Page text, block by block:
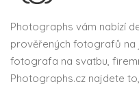
Photographs vám nabízí
prověřených fotografů na
fotografa na svatbu,
Photographs.cz najdete